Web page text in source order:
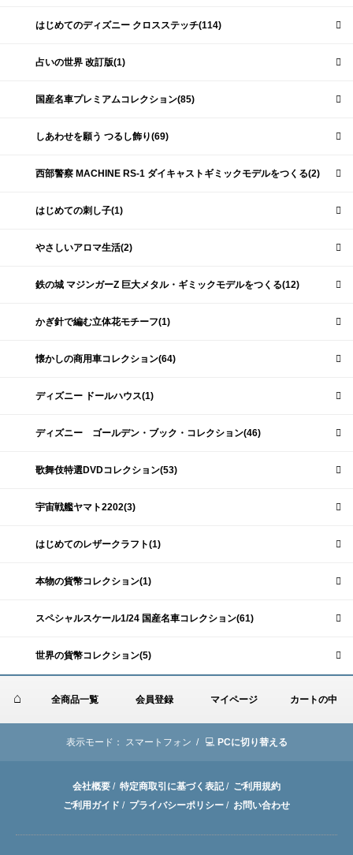
はじめてのディズニー クロスステッチ(114)
占いの世界 改訂版(1)
国産名車プレミアムコレクション(85)
しあわせを願う つるし飾り(69)
西部警察 MACHINE RS-1 ダイキャストギミックモデルをつくる(2)
はじめての刺し子(1)
やさしいアロマ生活(2)
鉄の城 マジンガーZ 巨大メタル・ギミックモデルをつくる(12)
かぎ針で編む立体花モチーフ(1)
懐かしの商用車コレクション(64)
ディズニー ドールハウス(1)
ディズニー ゴールデン・ブック・コレクション(46)
歌舞伎特選DVDコレクション(53)
宇宙戦艦ヤマト2202(3)
はじめてのレザークラフト(1)
本物の貨幣コレクション(1)
スペシャルスケール1/24 国産名車コレクション(61)
世界の貨幣コレクション(5)
全商品一覧 会員登録 マイページ カートの中
表示モード： スマートフォン / PCに切り替える
会社概要 / 特定商取引に基づく表記/ ご利用規約
ご利用ガイド / プライバシーポリシー / お問い合わせ